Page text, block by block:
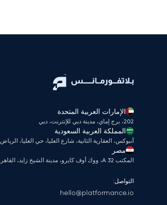
الإمارات العربية المتحدة
202، برج إماي، مدينة دبي للإنترنت، دبي
المملكة العربية السعودية
أنبوكس، العقارية الثانية، شارع العليا، حي العليا، الرياض 12244، المملكة العربية السعودية
مصر
المكتب A 32، ووك أوف كايرو، مدينة الشيخ زايد، القاهرة، مصر
التواصل:
hello@platformance.io